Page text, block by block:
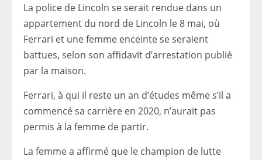
La police de Lincoln se serait rendue dans un
appartement du nord de Lincoln le 8 mai, où
Ferrari et une femme enceinte se seraient
battues, selon son affidavit d’arrestation publié
par la maison.
Ferrari, à qui il reste un an d’études même s’il a
commencé sa carrière en 2020, n’aurait pas
permis à la femme de partir.
La femme a affirmé que le champion de lutte